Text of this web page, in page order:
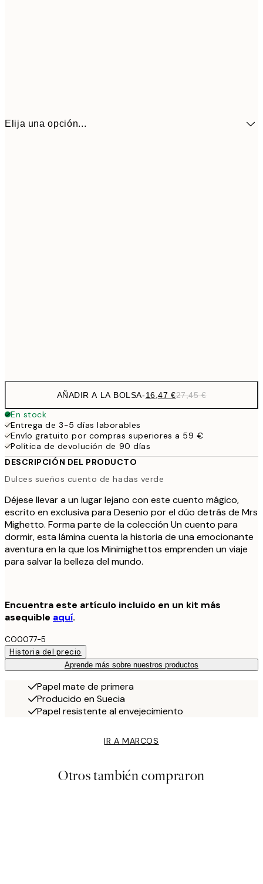
Elija una opción...
AÑADIR A LA BOLSA-16,47 €27,45 €
En stock
Entrega de 3-5 días laborables
Envío gratuito por compras superiores a 59 €
Política de devolución de 90 días
DESCRIPCIÓN DEL PRODUCTO
Dulces sueños cuento de hadas verde
Déjese llevar a un lugar lejano con este cuento mágico,
escrito en exclusiva para Desenio por el dúo detrás de Mrs
Mighetto. Forma parte de la colección Un cuento para
dormir, esta lámina cuenta la historia de una emocionante
aventura en la que los Minimighettos emprenden un viaje
para salvar la belleza del mundo.
Encuentra este artículo incluido en un kit más
asequible aquí.
CO0077-5
Historia del precio
Aprende más sobre nuestros productos
Papel mate de primera
Producido en Suecia
Papel resistente al envejecimiento
IR A MARCOS
Otros también compraron